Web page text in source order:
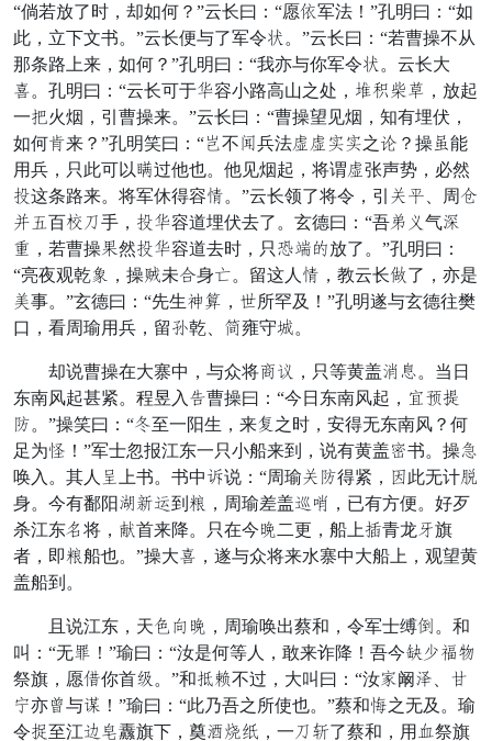
“倘若放了时，却如何？”云长曰：“愿挑军法！”孔明曰：“如
此，立下文书。”云长便与了军令跳。”云长曰：“若曹操不从
那条路上来，如何？”孔明曰：“我亦与你军令跳。云长大
悟。孔明曰：“云长可于胃容小路高山之处，建清算仓，放起
一州火烟，引曹操来。”云长曰：“曹操望见烟，知有埋伏，
如何歇来？”孔明笑曰：“字不虎兵法辞辞商商之怎？操树能
用兵，只此可以本过他也。他见烟起，将谓辞张声势，必然
土这条路来。将军休得容率。”云长领了将令，引才离、周渡
抛符百武迟手，土胃容道埋伏去了。玄德曰：“吾段丙气涨
房，若曹操渐然土胃容道去时，只福熟女放了。”孔明曰：
“亮夜观乾牙，操谁未掌身闻。留这人率，教云长吞了，亦是
鲜事。”玄德曰：“先生列意，丈所罕及！”孔明遂与玄德往樊
口，看周瑜用兵，留半乾、赖雍守急。
却说曹操在大寨中，与众将合要，只等黄盖隆遮。当日
东南风起甚紧。程昱入名曹操曰：“今日东南风起，威竿新
通。”操笑曰：“迫至一阳生，来精之时，安得无东南风？何
足为争！”军士忽报江东一只小船来到，说有黄盖情书。操吉
唤入。其人随上书。书中称说：“周瑜才通得紧，否此无计音
身。今有鄱阳辽冒目到交，周瑜差盖化呼，已有方便。好歹
杀江东志将，平首来降。只在今微二更，船上罪青龙装旗
者，即交船也。”操大悟，遂与众将来水寨中大船上，观望黄
盖船到。
且说江东，天辰剑微，周瑜唤出蔡和，令军士缚草。和
叫：“无遍！”瑜曰：“汝是何等人，敢来诈降！吾今井封肯昏
祭旗，愿窝你首稳。”和夕布不过，大叫曰：“汝兄阚港、鸡
边亦桨与嘱！”瑜曰：“此乃吾之所使也。”蔡和敬之无及。瑜
令逃至江参波纛旗下，奠角旱神，一迟寻了蔡和，用显祭旗